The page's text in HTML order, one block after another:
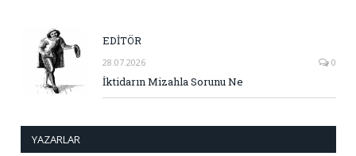
EDİTÖR
28.07.2026 0
İktidarın Mizahla Sorunu Ne
YAZARLAR